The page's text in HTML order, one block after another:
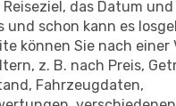
das Datum
und schon kann es
können Sie nach einer
z. B. nach Preis,
Fahrzeugdaten,